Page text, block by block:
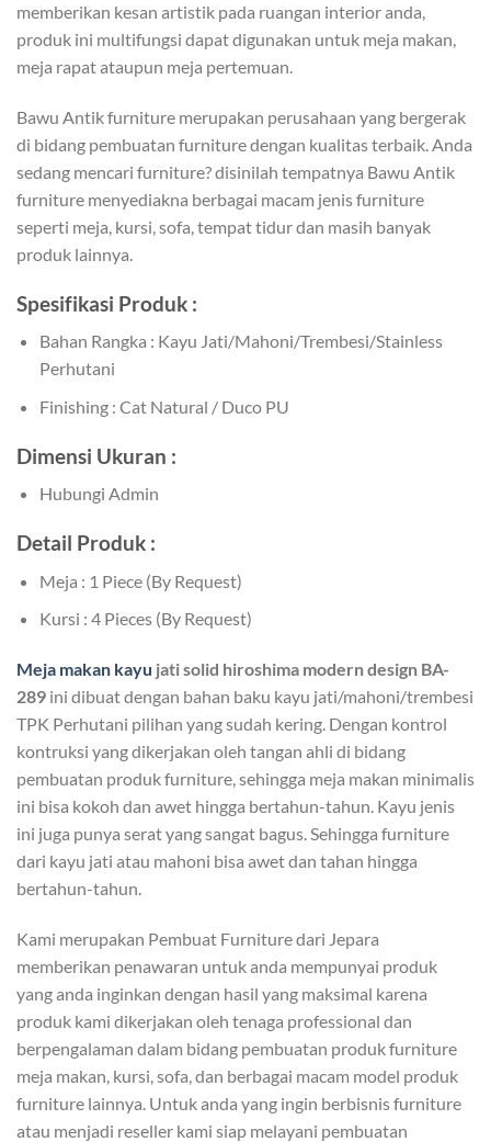
memberikan kesan artistik pada ruangan interior anda,
produk ini multifungsi dapat digunakan untuk meja makan,
meja rapat ataupun meja pertemuan.
Bawu Antik furniture merupakan perusahaan yang bergerak
di bidang pembuatan furniture dengan kualitas terbaik. Anda
sedang mencari furniture? disinilah tempatnya Bawu Antik
furniture menyediakna berbagai macam jenis furniture
seperti meja, kursi, sofa, tempat tidur dan masih banyak
produk lainnya.
Spesifikasi Produk :
Bahan Rangka : Kayu Jati/Mahoni/Trembesi/Stainless
Perhutani
Finishing : Cat Natural / Duco PU
Dimensi Ukuran :
Hubungi Admin
Detail Produk :
Meja : 1 Piece (By Request)
Kursi : 4 Pieces (By Request)
Meja makan kayu jati solid hiroshima modern design BA-
289 ini dibuat dengan bahan baku kayu jati/mahoni/trembesi
TPK Perhutani pilihan yang sudah kering. Dengan kontrol
kontruksi yang dikerjakan oleh tangan ahli di bidang
pembuatan produk furniture, sehingga meja makan minimalis
ini bisa kokoh dan awet hingga bertahun-tahun. Kayu jenis
ini juga punya serat yang sangat bagus. Sehingga furniture
dari kayu jati atau mahoni bisa awet dan tahan hingga
bertahun-tahun.
Kami merupakan Pembuat Furniture dari Jepara
memberikan penawaran untuk anda mempunyai produk
yang anda inginkan dengan hasil yang maksimal karena
produk kami dikerjakan oleh tenaga professional dan
berpengalaman dalam bidang pembuatan produk furniture
meja makan, kursi, sofa, dan berbagai macam model produk
furniture lainnya. Untuk anda yang ingin berbisnis furniture
atau menjadi reseller kami siap melayani pembuatan